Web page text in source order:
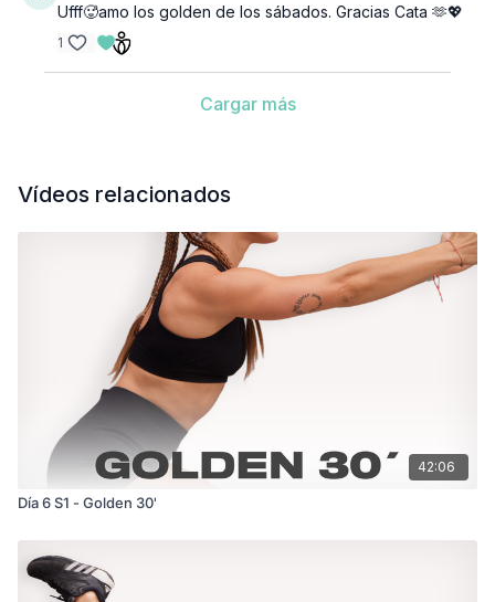
Ufff🥵amo los golden de los sábados. Gracias Cata 🫶💖
1
Cargar más
Vídeos relacionados
42:06
Día 6 S1 - Golden 30'